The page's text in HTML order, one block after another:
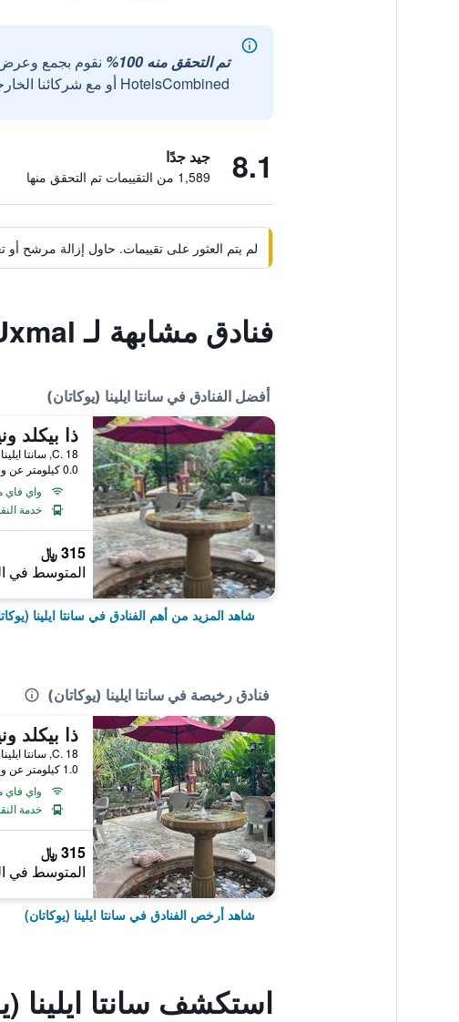
تم التحقق منه 100%
نقوم بجمع وعرض
HotelsCombined أو مع شركائنا الخارجيين الموثوقين.
8.1 جيد جدًا
1,589 من التقييمات تم التحقق منها
لم يتم العثور على تقييمات. حاول إزالة مرشح
فنادق مشابهة لـ Hacienda Uxmal
أفضل الفنادق في سانتا ايلينا (يوكاتان)
C. 18, سانتا ايلينا (يوكاتان), ولاية يوكاتان, المكسيك
0.0 كيلومتر عن وسط المدينة
واي فاي
خدمة
315 ﷼
المتوسط في
شاهد المزيد من أهم الفنادق في سانتا ايلينا
فنادق رخيصة في سانتا ايلينا (يوكاتان)
C. 18, سانتا ايلينا (يوكاتان), ولاية يوكاتان, المكسيك
1.0 كيلومتر عن وسط المدينة
واي فاي
خدمة
315 ﷼
المتوسط في
شاهد أرخص الفنادق في سانتا ايلينا (يوكاتان)
استكشف سانتا ايلينا